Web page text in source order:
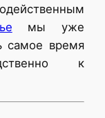
мы уже
самое время
к